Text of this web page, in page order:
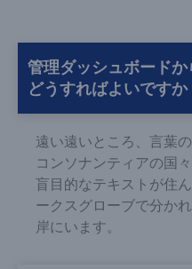
管理ダッシュボード
どうすればよいですか
遠い遠いところ、言葉
コンソナンティアの国
盲目的なテキストが住
ークスグローブで分か
岸にいます。